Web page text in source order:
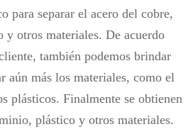
para separar el acero del cobre,
otros materiales. De acuerdo
también podemos brindar
aún más los materiales, como el
plásticos. Finalmente se obtienen
plástico y otros materiales.